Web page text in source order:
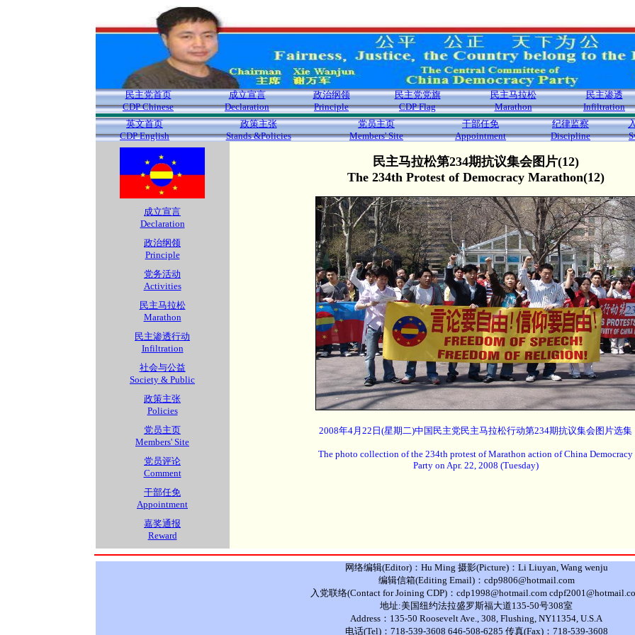
民主党首页
CDP Chinese
成立宣言
Declaration
政治纲领
Principle
民主党党旗
CDP Flag
民主马拉松
Marathon
民主渗透
Infiltration
英文首页
CDP English
政策主张
Stands &Policies
党员主页
Members' Site
干部任免
Appointment
纪律监察
Discipline
成立宣言
Declaration
政治纲领
Principle
党务活动
Activities
民主马拉松
Marathon
民主渗透行动
Infiltration
社会与公益
Society & Public
政策主张
Policies
党员主页
Members' Site
党员评论
Comment
干部任免
Appointment
嘉奖通报
Reward
民主马拉松第234期抗议集会图片(12)
The 234th Protest of Democracy Marathon(12)
2008年4月22日(星期二)中国民主党民主马拉松行动第234期抗议集会图片选集
The photo collection of the 234th protest of Marathon action of China Democracy
Party on Apr. 22, 2008 (Tuesday)
网络编辑(Editor)：Hu Ming 摄影(Picture)：Li Liuyan, Wang wenju
编辑信箱(Editing Email)：cdp9806@hotmail.com
入党联络(Contact for Joining CDP)：cdp1998@hotmail.com
地址:美国纽约法拉盛罗斯福大道135-50号308室
Address：135-50 Roosevelt Ave., 308, Flushing, NY11354, U.S.A
电话(Tel)：718-539-3608 646-508-6285 传真(Fax)：718-539-3608